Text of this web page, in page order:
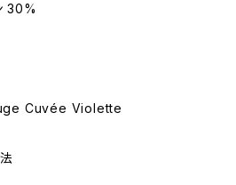
30%
Cuvée Violette